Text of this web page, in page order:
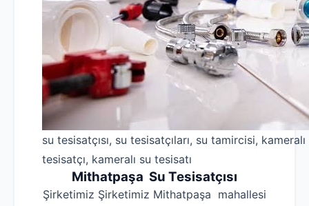
su tesisatçısı, su tesisatçıları, su tamircisi,
tesisatçı, kameralı su tesisatı
Mithatpaşa Su Tesisatçısı
Şirketimiz Şirketimiz Mithatpaşa mahallesi